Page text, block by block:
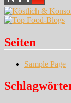
Seiten
Sample Page